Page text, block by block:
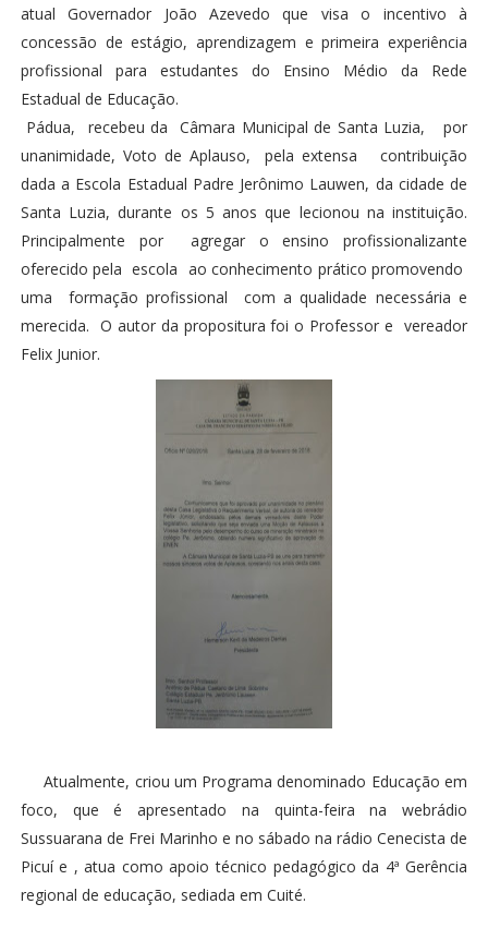
atual Governador João Azevedo que visa o incentivo à
concessão de estágio, aprendizagem e primeira experiência
profissional para estudantes do Ensino Médio da Rede
Estadual de Educação.
Pádua, recebeu da Câmara Municipal de Santa Luzia, por
unanimidade, Voto de Aplauso, pela extensa contribuição
dada a Escola Estadual Padre Jerônimo Lauwen, da cidade de
Santa Luzia, durante os 5 anos que lecionou na instituição.
Principalmente por agregar o ensino profissionalizante
oferecido pela escola ao conhecimento prático promovendo
uma formação profissional com a qualidade necessária e
merecida. O autor da propositura foi o Professor e vereador
Felix Junior.
Atualmente, criou um Programa denominado Educação em
foco, que é apresentado na quinta-feira na webrádio
Sussuarana de Frei Marinho e no sábado na rádio Cenecista de
Picuí e , atua como apoio técnico pedagógico da 4ª Gerência
regional de educação, sediada em Cuité.